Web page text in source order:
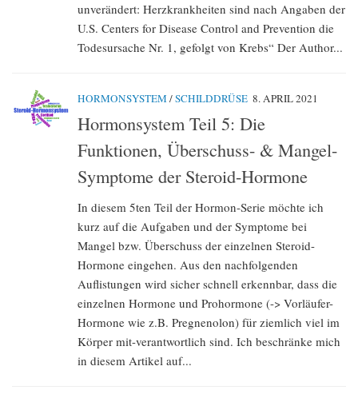
unverändert: Herzkrankheiten sind nach Angaben der
U.S. Centers for Disease Control and Prevention die
Todesursache Nr. 1, gefolgt von Krebs“ Der Author...
HORMONSYSTEM /SCHILDDRÜSE 8. APRIL 2021
Hormonsystem Teil 5: Die
Funktionen, Überschuss- & Mangel-
Symptome der Steroid-Hormone
In diesem 5ten Teil der Hormon-Serie möchte ich
kurz auf die Aufgaben und der Symptome bei
Mangel bzw. Überschuss der einzelnen Steroid-
Hormone eingehen. Aus den nachfolgenden
Auflistungen wird sicher schnell erkennbar, dass die
einzelnen Hormone und Prohormone (-> Vorläufer-
Hormone wie z.B. Pregnenolon) für ziemlich viel im
Körper mit-verantwortlich sind. Ich beschränke mich
in diesem Artikel auf...